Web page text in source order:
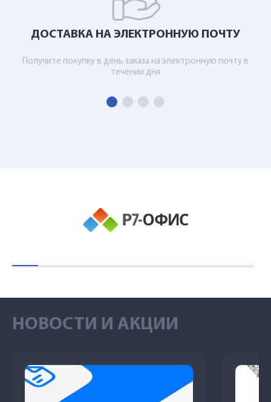
ДОСТАВКА НА ЭЛЕКТРОННУЮ ПОЧТУ
Получите покупку в день заказа на электронную почту в
течении дня
НОВОСТИ И АКЦИИ